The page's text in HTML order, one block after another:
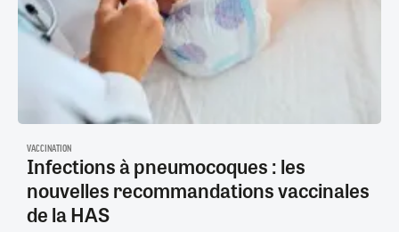
VACCINATION
Infections à pneumocoques : les
nouvelles recommandations vaccinales
de la HAS